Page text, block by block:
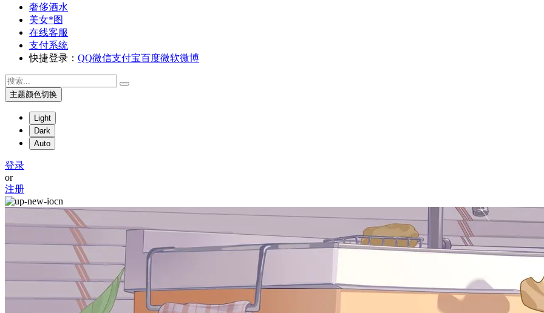
奢侈酒水
美女*图
在线客服
支付系统
快捷登录： QQ微信支付宝百度微软微博
主题颜色切换
Light
Dark
Auto
登录
or
注册